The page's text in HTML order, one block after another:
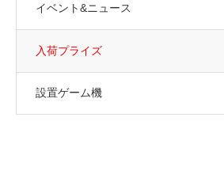
イベント&ニュース
入荷プライズ
設置ゲーム機